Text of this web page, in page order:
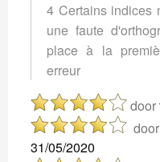
4 Certains indices
une faute
place à la
erreur
door
door
31/05/2020